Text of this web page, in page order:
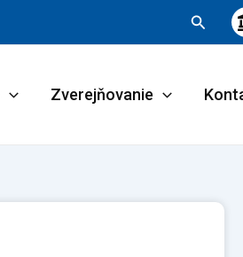
Hľadať
Zverejňovanie